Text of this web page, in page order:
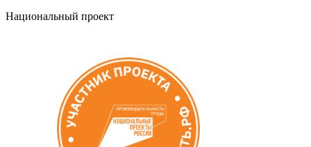
Национальный проект